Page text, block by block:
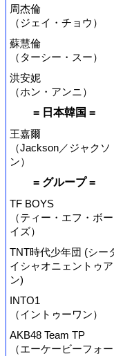
周杰倫
（ジェイ・チョウ）
蘇慧倫
（ターシー・スー）
洪安妮
（ホン・アンニ）
= 日本韓国 =
王嘉爾
（Jackson／ジャクソ
ン）
= グループ =
TF BOYS
（ティー・エフ・ボー
イズ）
TNT時代少年団 (シー
イシャオニェントゥア
ン)
INTO1
（イントゥーワン）
AKB48 Team TP
（エーケービーフォー